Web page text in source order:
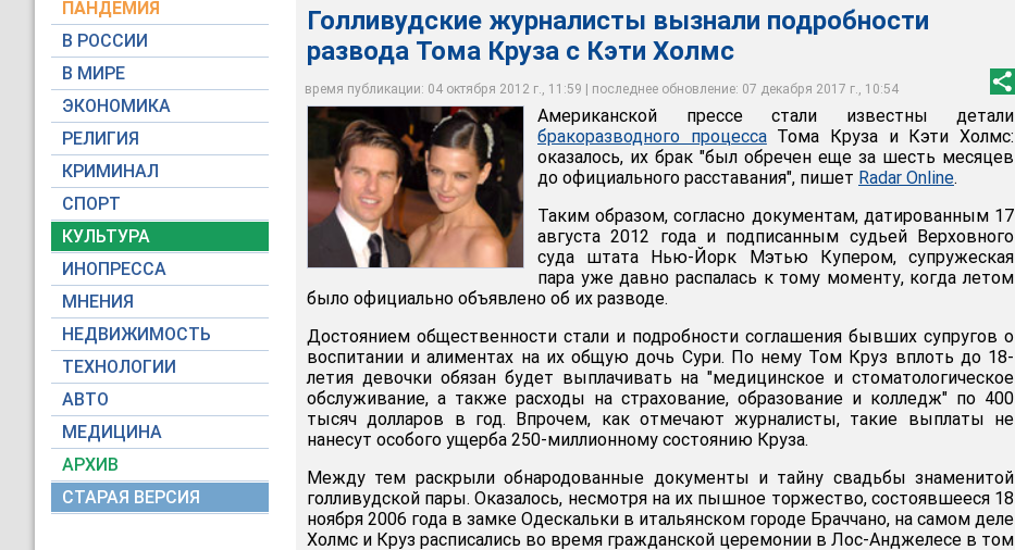
ПАНДЕМИЯ
В РОССИИ
В МИРЕ
ЭКОНОМИКА
РЕЛИГИЯ
КРИМИНАЛ
СПОРТ
КУЛЬТУРА
ИНОПРЕССА
МНЕНИЯ
НЕДВИЖИМОСТЬ
ТЕХНОЛОГИИ
АВТО
МЕДИЦИНА
АРХИВ
СТАРАЯ ВЕРСИЯ
Голливудские журналисты вызнали подробности
развода Тома Круза с Кэти Холмс
время публикации: 04 октября 2012 г., 11:59 | последнее обновление: 07 декабря 2017 г., 10:54
Американской прессе стали известны детали
бракоразводного процессаТома Круза и Кэти Холмс:
оказалось, их брак "был обречен еще за шесть месяцев
до официального расставания", пишет Radar Online.
Таким образом, согласно документам, датированным 17
августа 2012 года и подписанным судьей Верховного
суда штата Нью-Йорк Мэтью Купером, супружеская
пара уже давно распалась к тому моменту, когда летом
было официально объявлено об их разводе.
Достоянием общественности стали и подробности соглашения бывших супругов о
воспитании и алиментах на их общую дочь Сури. По нему Том Круз вплоть до 18-
летия девочки обязан будет выплачивать на "медицинское и стоматологическое
обслуживание, а также расходы на страхование, образование и колледж" по 400
тысяч долларов в год. Впрочем, как отмечают журналисты, такие выплаты не
нанесут особого ущерба 250-миллионному состоянию Круза.
Между тем раскрыли обнародованные документы и тайну свадьбы знаменитой
голливудской пары. Оказалось, несмотря на их пышное торжество, состоявшееся 18
ноября 2006 года в замке Одескальки в итальянском городе Браччано, на самом деле
Холмс и Круз расписались во время гражданской церемонии в Лос-Анджелесе в том